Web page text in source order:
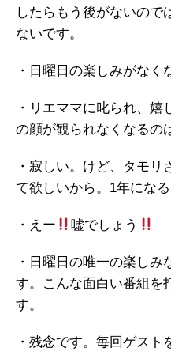
したらもう後がないので
ないです。
・日曜日の楽しみがな
・リエママに叱られ、
の顔が観られなくなるの
・寂しい。けど、タモリ
て欲しいから。1年にな
・えー 嘘でしょう
・日曜日の唯一の楽し
す。こんな面白い番組を
す。
・残念です。毎回ゲス